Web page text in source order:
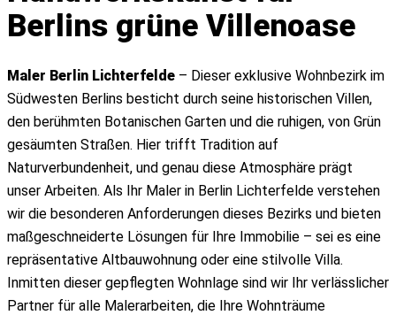
Heizkörper streichen
Decke streichen
Innenputz
Tapezieren
Verputzen
Wände streichen
Türen lackieren
Holzschutzanstriche
Spachtelarbeiten
Außenarbeiten
Fassadenanstrich
Fassadensanierung
Metallbeschichtung
Berlins grüne Villenoase
Maler Berlin Lichterfelde – Dieser exklusive Wohnbezirk im
Südwesten Berlins besticht durch seine historischen Villen,
den berühmten Botanischen Garten und die ruhigen, von Grün
gesäumten Straßen. Hier trifft Tradition auf
Naturverbundenheit, und genau diese Atmosphäre prägt
unser Arbeiten. Als Ihr Maler in Berlin Lichterfelde verstehen
wir die besonderen Anforderungen dieses Bezirks und bieten
maßgeschneiderte Lösungen für Ihre Immobilie – sei es eine
repräsentative Altbauwohnung oder eine stilvolle Villa.
Inmitten dieser gepflegten Wohnlage sind wir Ihr verlässlicher
Partner für alle Malerarbeiten, die Ihre Wohnträume